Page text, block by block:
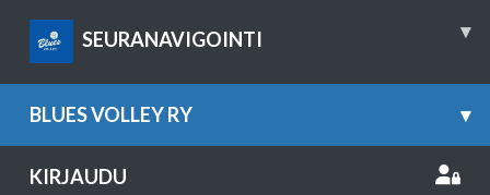
SEURANAVIGOINTI ▾
BLUES VOLLEY RY ▾
KIRJAUDU